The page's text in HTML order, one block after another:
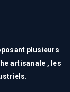
plusieurs
artisanale , les